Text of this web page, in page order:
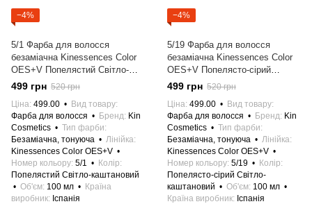
−4%
5/1 Фарба для волосся
безаміачна Kinessences Color
OES+V Попелястий Світло-
каштановий 100 мл Іспанія
499 грн 520 грн
Ціна 499.00
Вид товару
Фарба для волосся
Бренд Kin
Cosmetics
Тип фарби
Безаміачна, тонуюча
Лінійка
Kinessences Color OES+V
Номер кольору 5/1
Колір
Попелястий Світло-каштановий
Об'єм 100 мл
Країна
виробник
Іспанія
−4%
5/19 Фарба для волосся
безаміачна Kinessences Color
OES+V Попелясто-сірий
Світло-каштановий 100 мл
Іспанія
499 грн 520 грн
Ціна 499.00
Вид товару
Фарба для волосся
Бренд Kin
Cosmetics
Тип фарби
Безаміачна, тонуюча
Лінійка
Kinessences Color OES+V
Номер кольору 5/19
Колір
Попелясто-сірий Світло-
каштановий
Об'єм 100 мл
Країна виробник
Іспанія